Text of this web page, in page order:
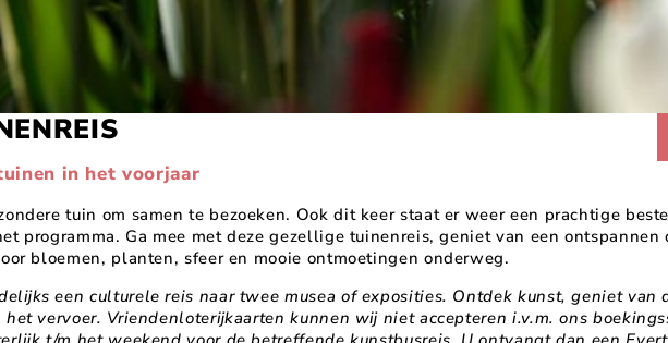
in het voorjaar
tuin om samen te bezoeken. Ook dit keer staat er weer een prachtige
programma. Ga mee met deze gezellige tuinenreis, geniet van een ontspannen
bloemen, planten, sfeer en mooie ontmoetingen onderweg.
een culturele reis naar twee musea of exposities. Ontdek kunst, geniet van
vervoer. Vriendenloterijkaarten kunnen wij niet accepteren i.v.m. ons